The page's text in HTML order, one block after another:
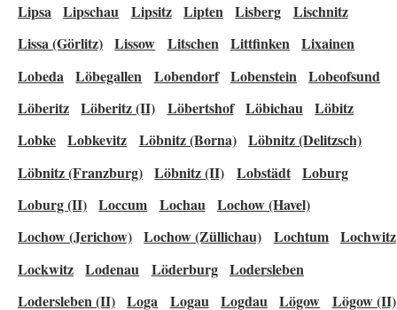
Lipsa Lipschau Lipsitz Lipten Lisberg
Lischnitz
Lissa (Görlitz) Lissow Litschen Littfinken Lixainen
Lobeda Löbegallen Lobendorf Lobenstein Lobeofsund
Löberitz Löberitz (II) Löbertshof Löbichau Löbitz
Lobke Lobkevitz Löbnitz (Borna) Löbnitz (Delitzsch)
Löbnitz (Franzburg) Löbnitz (II) Lobstädt Loburg
Loburg (II) Loccum Lochau Lochow (Havel)
Lochow (Jerichow) Lochow (Züllichau) Lochtum Lochwitz
Lockwitz Lodenau Löderburg Lodersleben
Lodersleben (II) Loga Logau Logdau Lögow
Lögow (II)